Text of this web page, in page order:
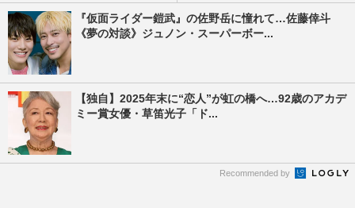
『仮面ライダー鎧武』の佐野岳に憧れて…佐藤倖斗
《夢の対談》ジュノン・スーパーボー...
【独自】2025年末に“恋人”が虹の橋へ…92歳のアカデ
ミー賞女優・草笛光子「ド...
Recommended by